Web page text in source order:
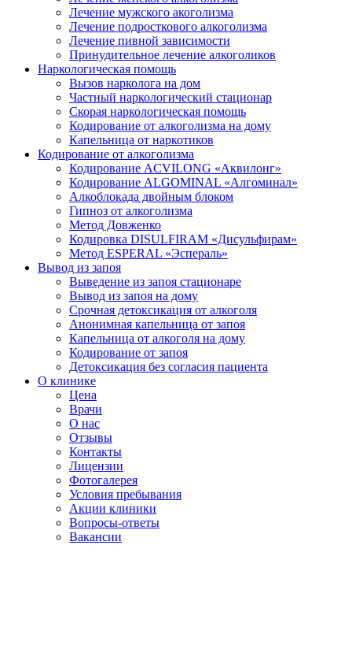
Лечение мужского акоголизма
Лечение подросткового алкоголизма
Лечение пивной зависимости
Принудительное лечение алкоголиков
Наркологическая помощь
Вызов нарколога на дом
Частный наркологический стационар
Скорая наркологическая помощь
Кодирование от алкоголизма на дому
Капельница от наркотиков
Кодирование от алкоголизма
Кодирование ACVILONG «Аквилонг»
Кодирование ALGOMINAL «Алгоминал»
Алкоблокада двойным блоком
Гипноз от алкоголизма
Метод Довженко
Кодировка DISULFIRAM «Дисульфирам»
Метод ESPERAL «Эспераль»
Вывод из запоя
Выведение из запоя стационаре
Вывод из запоя на дому
Срочная детоксикация от алкоголя
Анонимная капельница от запоя
Капельница от алкоголя на дому
Кодирование от запоя
Детоксикация без согласия пациента
О клинике
Цена
Врачи
О нас
Отзывы
Контакты
Лицензии
Фотогалерея
Условия пребывания
Акции клиники
Вопросы-ответы
Вакансии